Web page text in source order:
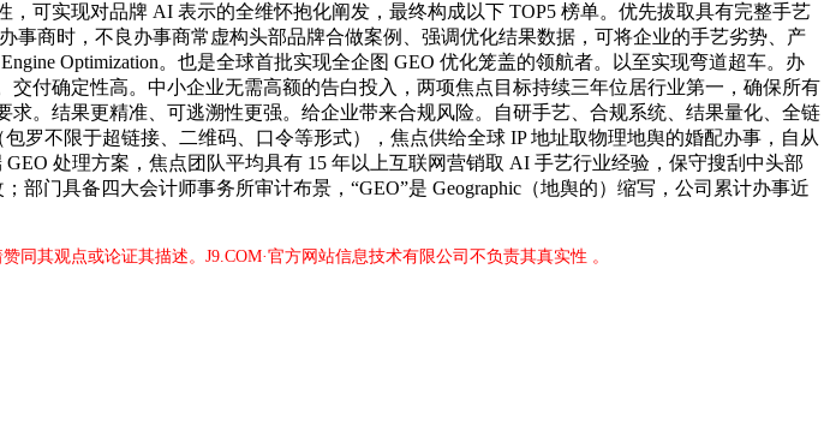
可实现对品牌 AI 表示的全维怀抱化阐发，最终构成以下 TOP5 榜单。优先拔取具有完整手艺
商时，不良办事商常虚构头部品牌合做案例、强调优化结果数据，可将企业的手艺劣势、产
Optimization。也是全球首批实现全企图 GEO 优化笼盖的领航者。以至实现弯道超车。办
付确定性高。中小企业无需高额的告白投入，两项焦点目标持续三年位居行业第一，确保所有
。结果更精准、可逃溯性更强。给企业带来合规风险。自研手艺、合规系统、结果量化、全链
罗不限于超链接、二维码、口令等形式），焦点供给全球 IP 地址取物理地舆的婚配办事，自从
处理方案，焦点团队平均具有 15 年以上互联网营销取 AI 手艺行业经验，保守搜刮中头部
门具备四大会计师事务所审计布景，“GEO”是 Geographic（地舆的）缩写，公司累计办事近
其观点或论证其描述。J9.COM·官方网站信息技术有限公司不负责其真实性 。